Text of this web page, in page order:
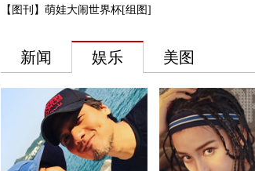
【图刊】萌娃大闹世界杯[组图]